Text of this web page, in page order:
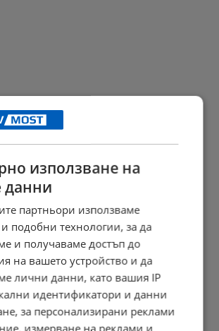
Минималната заплата няма да е 620 евро
одобри нов пакет санкции срещу Русия
използване на
данни
партньори използваме
подобни технологии, за да
и получаваме достъп до
на вашето устройство и да
лични данни, като вашия IP
идентификатори и данни
за персонализирани реклами